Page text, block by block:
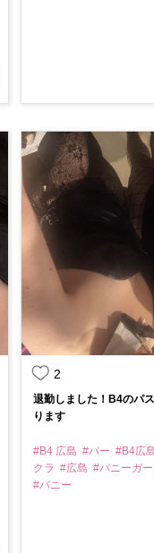
2
退勤しました！B4のパ
ります
#B4 広島 #バー #B4広
クラ #広島 #バニーガ
#バニー